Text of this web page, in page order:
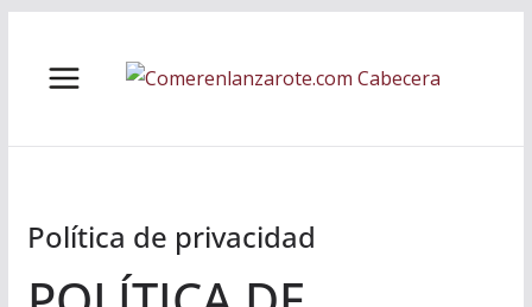
contenido
Política de privacidad